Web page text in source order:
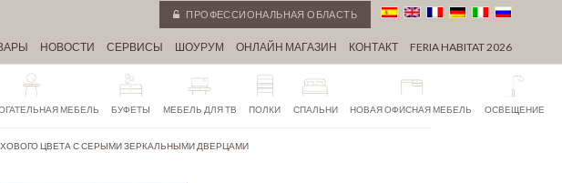
ПРОФЕССИОНАЛЬНАЯ ОБЛАСТЬ
НОВОСТИ СЕРВИСЫ ШОУРУМ ОНЛАЙН МАГАЗИН КОНТАКТ FERIA HABITAT 2026
МЕБЕЛЬ БУФЕТЫ МЕБЕЛЬ ДЛЯ ТВ ПОЛКИ СПАЛЬНИ НОВАЯ ОФИСНАЯ МЕБЕЛЬ ОСВЕЩЕНИЕ
ЦВЕТА С СЕРЫМИ ЗЕРКАЛЬНЫМИ ДВЕРЦАМИ